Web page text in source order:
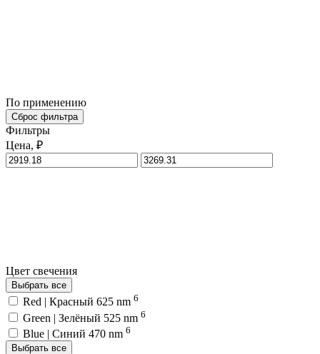
По применению
Сброс фильтра
Фильтры
Цена, ₽
Цвет свечения
Выбрать все
Red | Красный 625 nm 6
Green | Зелёный 525 nm 6
Blue | Синий 470 nm 6
Выбрать все